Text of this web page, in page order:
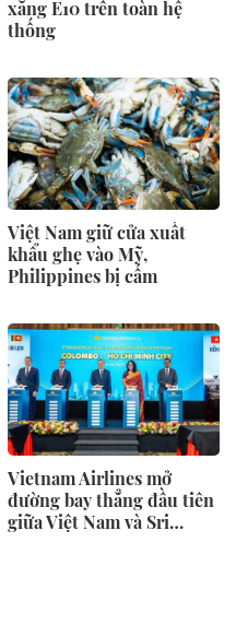
xăng E10 trên toàn hệ
thống
Việt Nam giữ cửa xuất
khẩu ghẹ vào Mỹ,
Philippines bị cấm
Vietnam Airlines mở
đường bay thẳng đầu tiên
giữa Việt Nam và Sri